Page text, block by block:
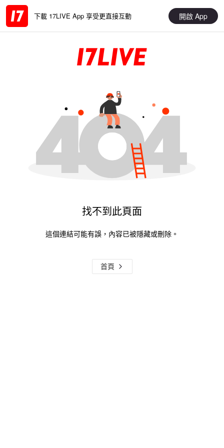
下載 17LIVE App 享受更直接互動 開啟 App
找不到此頁面
這個連結可能有誤，內容已被隱藏或刪除。
首頁